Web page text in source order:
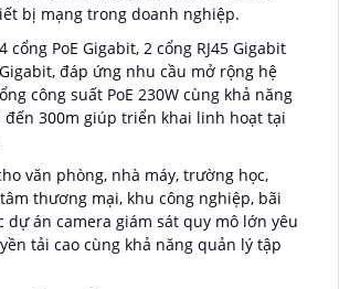
bị mạng trong doanh nghiệp.
PoE Gigabit, 2 cổng RJ45 Gigabit
đáp ứng nhu cầu mở rộng hệ
công suất PoE 230W cùng khả năng
300m giúp triển khai linh hoạt tại
văn phòng, nhà máy, trường học,
thương mại, khu công nghiệp, bãi
dự án camera giám sát quy mô lớn yêu
tải cao cùng khả năng quản lý tập